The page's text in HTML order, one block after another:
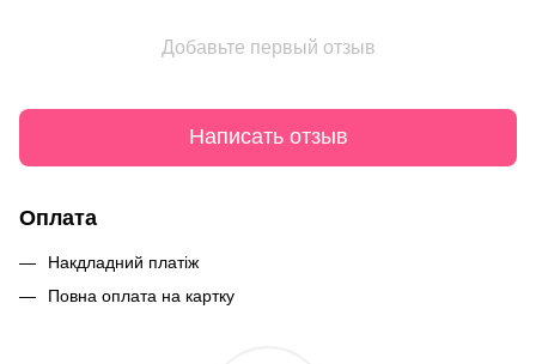
Добавьте первый отзыв
Написать отзыв
Оплата
Накдладний платіж
Повна оплата на картку